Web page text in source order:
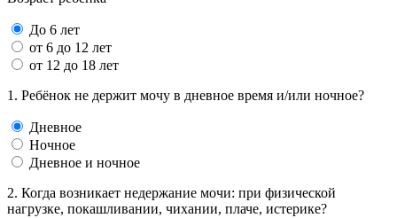
До 6 лет
от 6 до 12 лет
от 12 до 18 лет
1. Ребёнок не держит мочу в дневное время и/или ночное?
Дневное
Ночное
Дневное и ночное
2. Когда возникает недержание мочи: при физической
нагрузке, покашливании, чихании, плаче, истерике?